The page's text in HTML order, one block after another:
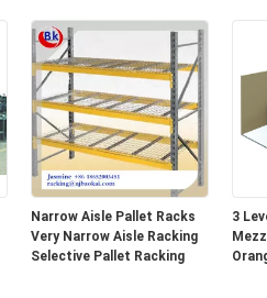
Easy and fast transport and set-
up.
Narrow Aisle Pallet Racks
Very Narrow Aisle Racking
Selective Pallet Racking
3